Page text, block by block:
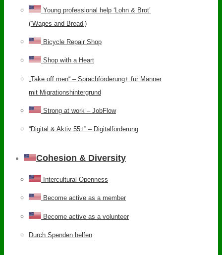
Young professional help ‘Lohn & Brot’
(‘Wages and Bread’)
Bicycle Repair Shop
Shop with a Heart
„Take off men“ – Sprachförderung+ für Männer
mit Migrationshintergrund
Strong at work – JobFlow
“Digital & Aktiv 55+” – Digitalförderung
Cohesion & Diversity
Intercultural Openness
Become active as a member
Become active as a volunteer
Durch Spenden helfen